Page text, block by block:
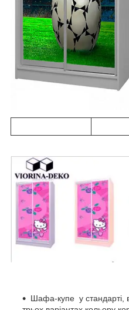
Шафа-купе у стандарті,